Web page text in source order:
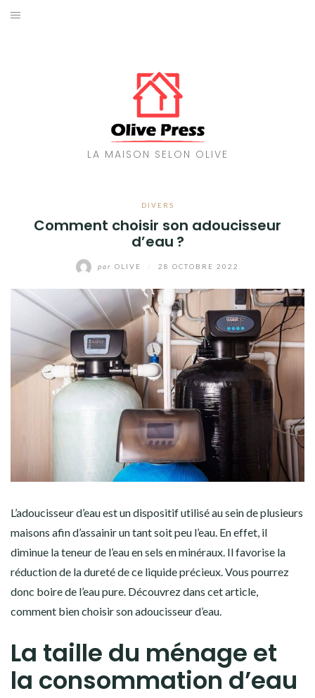
Aller
LA MAISON SELON OLIVE
DIVERS
Comment choisir son adoucisseur
d’eau ?
par OLIVE 28 OCTOBRE 2022
L’adoucisseur d’eau est un dispositif utilisé au sein de plusieurs
maisons afin d’assainir un tant soit peu l’eau. En effet, il
diminue la teneur de l’eau en sels en minéraux. Il favorise la
réduction de la dureté de ce liquide précieux. Vous pourrez
donc boire de l’eau pure. Découvrez dans cet article,
comment bien choisir son adoucisseur d’eau.
La taille du ménage et
la consommation d’eau